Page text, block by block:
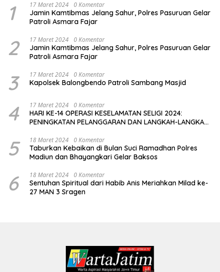
1 17 Maret 2024 0 Komentar
Jamin Kamtibmas Jelang Sahur, Polres Pasuruan Gelar
Patroli Asmara Fajar
2 17 Maret 2024 0 Komentar
Jamin Kamtibmas Jelang Sahur, Polres Pasuruan Gelar
Patroli Asmara Fajar
3 17 Maret 2024 0 Komentar
Kapolsek Balongbendo Patroli Sambang Masjid
4 17 Maret 2024 0 Komentar
HARI KE-14 OPERASI KESELAMATAN SELIGI 2024:
PENINGKATAN PELANGGARAN DAN LANGKAH-LANGKAH
5 18 Maret 2024 0 Komentar
Taburkan Kebaikan di Bulan Suci Ramadhan Polres
Madiun dan Bhayangkari Gelar Baksos
6 18 Maret 2024 0 Komentar
Sentuhan Spiritual dari Habib Anis Meriahkan Milad ke-
27 MAN 3 Sragen